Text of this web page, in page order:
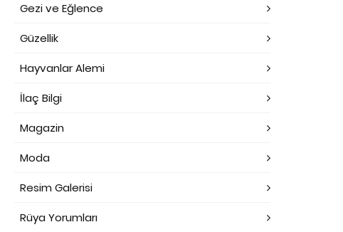
Gezi ve Eğlence
Güzellik
Hayvanlar Alemi
İlaç Bilgi
Magazin
Moda
Resim Galerisi
Rüya Yorumları